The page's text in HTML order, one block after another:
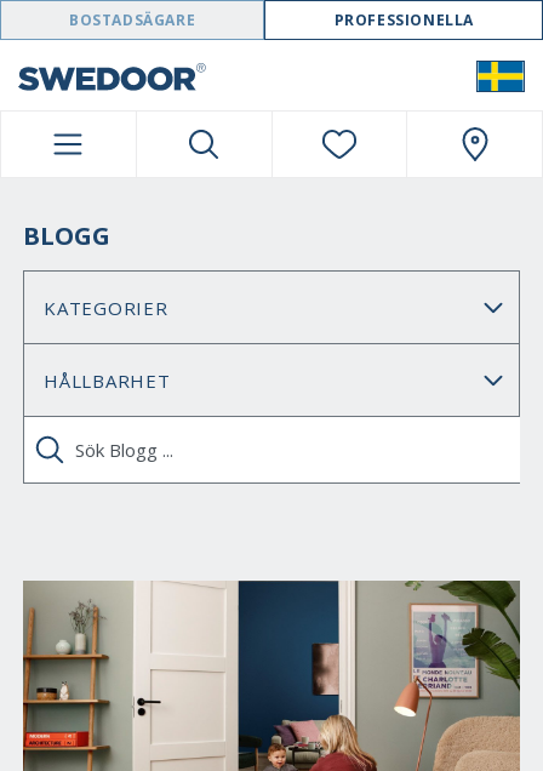
SWEDOOR NAVIGATION
BOSTADSÄGARE PROFESSIONELLA
BLOGG